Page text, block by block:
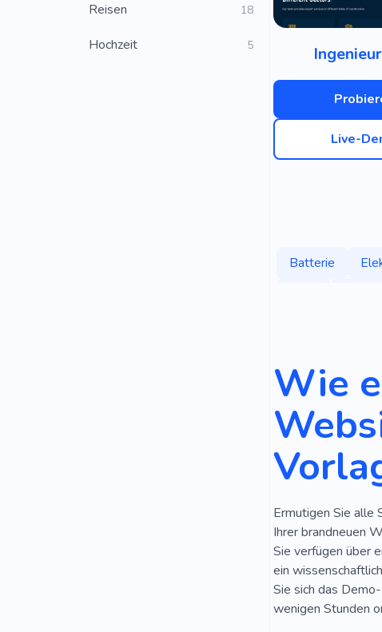
Reisen 18
Hochzeit 5
Live-
Batterie
Wie
Ermutigen Sie alle
Ihrer brandneuen
Sie verfügen über
ein
Sie sich das
wenigen Stunden